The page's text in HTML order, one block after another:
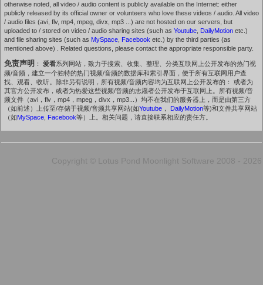
otherwise noted, all video / audio content is publicly available on the Internet: either
publicly released by its official owner or volunteers who love these videos / audio. All video
/ audio files (avi, flv, mp4, mpeg, divx, mp3 ...) are not hosted on our servers, but
uploaded to / stored on video / audio sharing sites (such as Youtube DailyMotion etc.)
and file sharing sites (such as MySpace Facebook etc.) by the third parties (as
mentioned above) . Related questions, please contact the appropriate responsible party.
免责声明 ： 爱看系列网站，致力于搜索、收集、整理、分类互联网上公开发布的热门视
频/音频，建立一个独特的热门视频/音频的数据库和索引界面，便于所有互联网用户查
找、观看、收听。除非另有说明，所有视频/音频内容均为互联网上公开发布的： 或者为
其官方公开发布，或者为热爱这些视频/音频的志愿者公开发布于互联网上。所有视频/音
频文件（avi，flv，mp4，mpeg，divx，mp3...）均不在我们的服务器上，而是由第三方
（如前述）上传至/存储于视频/音频共享网站(如Youtube ， DailyMotion等)和文件共享网站
（如MySpace Facebook等）上。相关问题，请直接联系相应的责任方。
Copyright © Lotus Pond Moonlight Software 2008 - 2026